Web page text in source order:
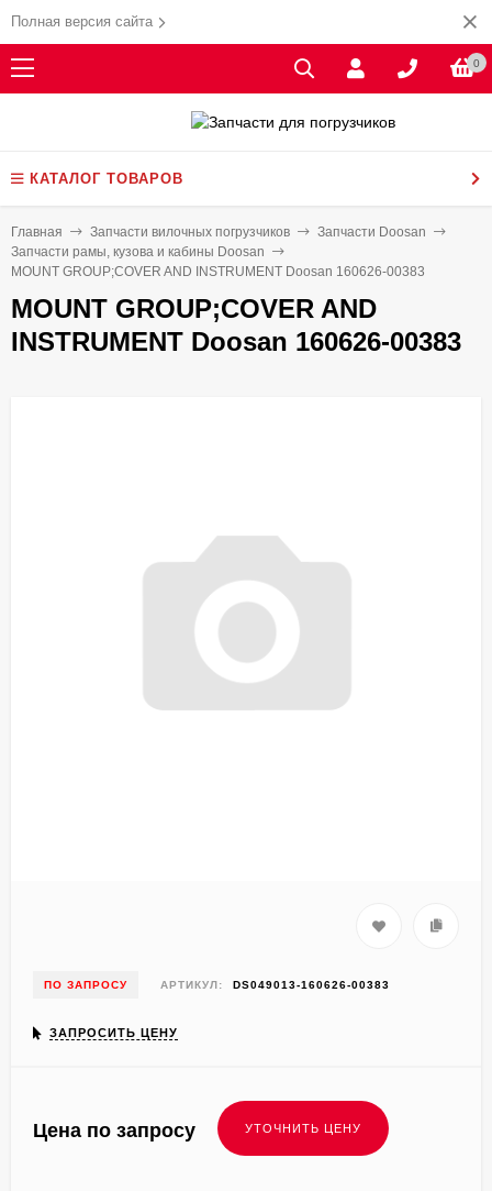
Полная версия сайта
0
КАТАЛОГ ТОВАРОВ
Главная Запчасти вилочных погрузчиков
Запчасти Doosan
Запчасти рамы, кузова и кабины Doosan
MOUNT GROUP;COVER AND INSTRUMENT Doosan 160626-00383
MOUNT GROUP;COVER AND
INSTRUMENT Doosan 160626-00383
ПО ЗАПРОСУ АРТИКУЛ: DS049013-160626-00383
ЗАПРОСИТЬ ЦЕНУ
Цена по запросу